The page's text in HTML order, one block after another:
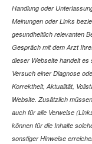
Handlung oder
Meinungen oder Links
gesundheitlich relevanten
Gespräch mit dem Arzt
dieser Webseite handelt
Versuch einer Diagnose
Korrektheit, Aktualität,
Website. Zusätzlich
auch für alle Verweise
können für die Inhalte
sonstiger Hinweise